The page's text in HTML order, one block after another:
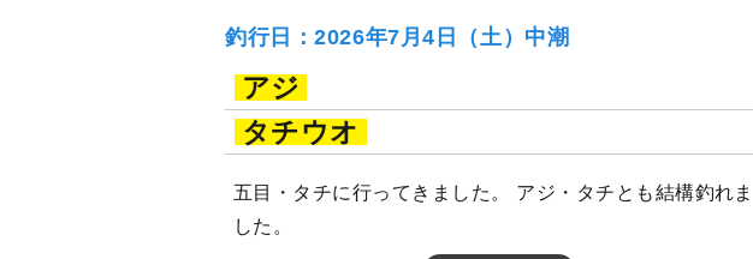
釣行日：2026年7月4日（土）中潮
アジ
タチウオ
五目・タチに行ってきました。 アジ・タチとも結構釣れま
した。